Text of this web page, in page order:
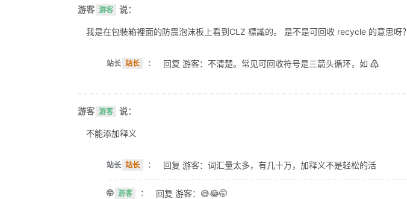
游客 游客 说：
我是在包裝箱裡面的防震泡沫板上看到CLZ 標識的。 是不是可回收 recycle 的意思呀？
站长 站长 ： 回复 游客：不清楚。常见可回收符号是三箭头循环，如 ♴
游客 游客 说：
不能添加释义
站长 站长 ： 回复 游客：词汇量太多，有几十万，加释义不是轻松的活
🤭 游客 ： 回复 游客：😅😂🤭